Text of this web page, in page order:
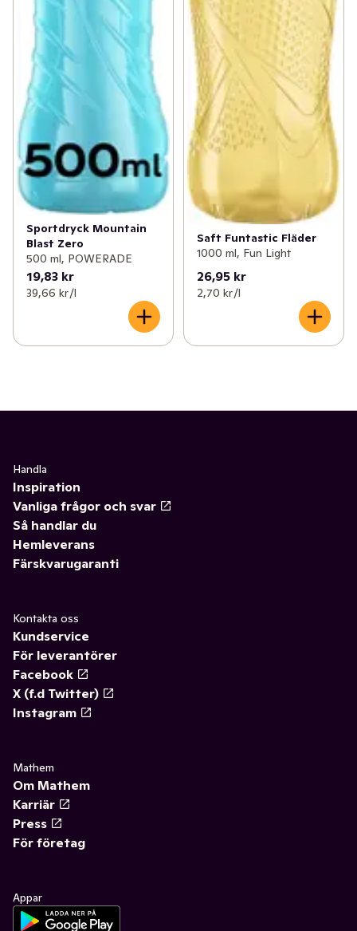
Sportdryck Mountain
Blast Zero
500 ml, POWERADE
19,83 kr
39,66 kr /l
Saft Funtastic Fläder
1000 ml, Fun Light
26,95 kr
2,70 kr /l
Handla
Inspiration
Vanliga frågor och svar
Så handlar du
Hemleverans
Färskvarugaranti
Kontakta oss
Kundservice
För leverantörer
Facebook
X (f.d Twitter)
Instagram
Mathem
Om Mathem
Karriär
Press
För företag
Appar